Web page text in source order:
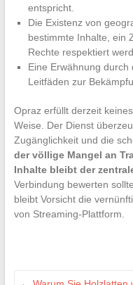
entspricht.
Die Existenz von
bestimmte Inhalte, ein
Rechte respektiert
Eine Erwähnung durch
Leitfäden zur
Opraz erfüllt derzeit
Weise. Der Dienst
Zugänglichkeit und die
der völlige Mangel an
Inhalte bleibt der
Verbindung bewerten
bleibt Vorsicht die
von Streaming-Plattform.